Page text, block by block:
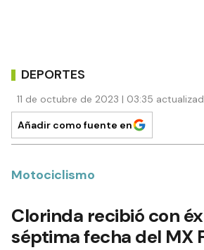
DEPORTES
11 de octubre de 2023 | 03:35
Añadir como fuente en
Motociclismo
Clorinda recibió con
séptima fecha del MX